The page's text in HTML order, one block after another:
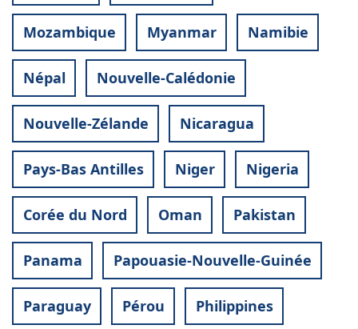
Mozambique Myanmar Namibie
Népal Nouvelle-Calédonie
Nouvelle-Zélande Nicaragua
Pays-Bas Antilles Niger Nigeria
Corée du Nord Oman Pakistan
Panama Papouasie-Nouvelle-Guinée
Paraguay Pérou Philippines